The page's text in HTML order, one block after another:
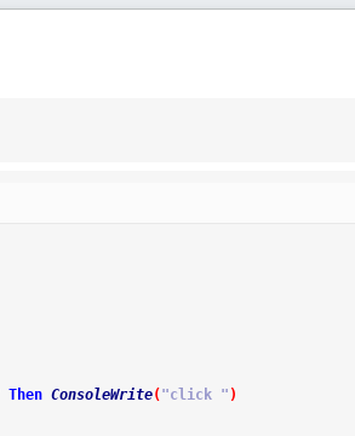
Then ConsoleWrite( "click " )